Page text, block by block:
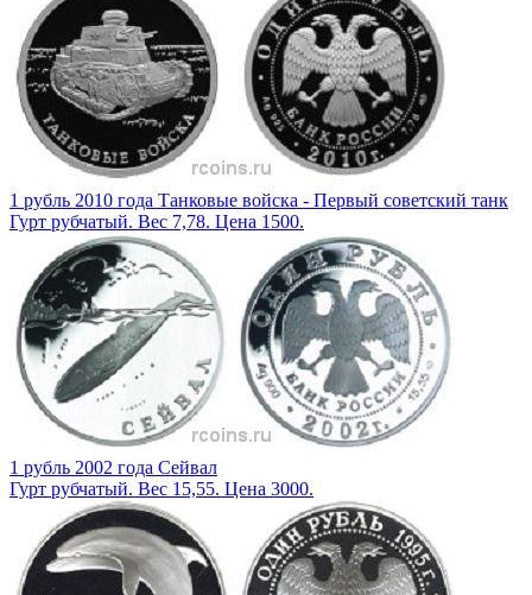
1 рубль 2010 года Танковые войска - Первый советский танк
Гурт рубчатый. Вес 7,78. Цена 1500.
1 рубль 2002 года Сейвал
Гурт рубчатый. Вес 15,55. Цена 3000.